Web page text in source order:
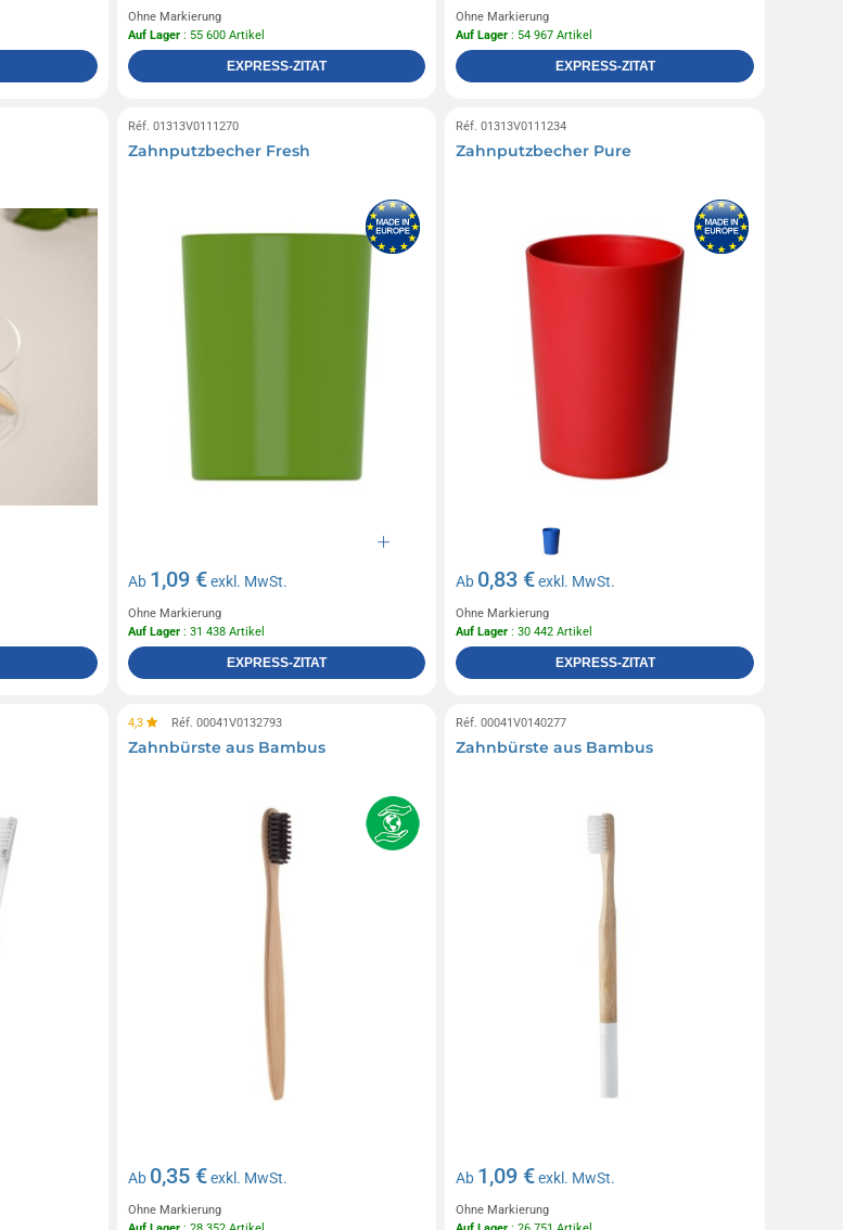
Ohne Markierung
Auf Lager: 55 600 Artikel
EXPRESS-ZITAT
Ohne Markierung
Auf Lager : 54 967 Artikel
EXPRESS-ZITAT
Réf. 01313V0111270
Zahnputzbecher Fresh
Ab 1,09 €exkl. MwSt.
Ohne Markierung
Auf Lager: 31 438 Artikel
EXPRESS-ZITAT
Réf. 01313V0111234
Zahnputzbecher Pure
Ab 0,83 €exkl. MwSt.
Ohne Markierung
Auf Lager : 30 442 Artikel
EXPRESS-ZITAT
4,3 Réf. 00041V0132793
Zahnbürste aus Bambus
Ab 0,35 €exkl. MwSt.
Ohne Markierung
Réf. 00041V0140277
Zahnbürste aus Bambus
Ab 1,09 €exkl. MwSt.
Ohne Markierung